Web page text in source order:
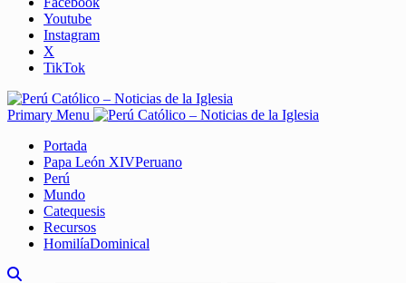
Youtube
Instagram
X
TikTok
Primary Menu
Portada
Papa León XIVPeruano
Perú
Mundo
Catequesis
Recursos
HomilíaDominical